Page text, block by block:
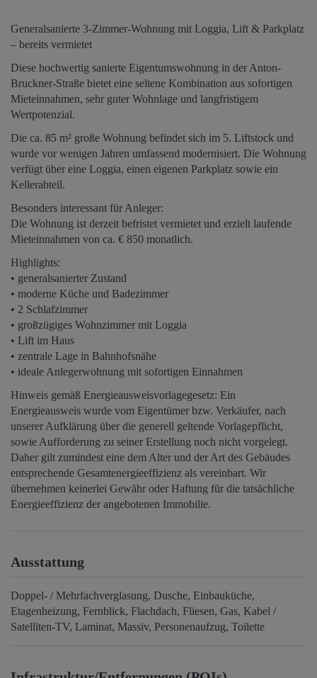
Generalsanierte 3-Zimmer-Wohnung mit Loggia, Lift & Parkplatz
– bereits vermietet
Diese hochwertig sanierte Eigentumswohnung in der Anton-
Bruckner-Straße bietet eine seltene Kombination aus sofortigen
Mieteinnahmen, sehr guter Wohnlage und langfristigem
Wertpotenzial.
Die ca. 85 m² große Wohnung befindet sich im 5. Liftstock und
wurde vor wenigen Jahren umfassend modernisiert. Die Wohnung
verfügt über eine Loggia, einen eigenen Parkplatz sowie ein
Kellerabteil.
Besonders interessant für Anleger:
Die Wohnung ist derzeit befristet vermietet und erzielt laufende
Mieteinnahmen von ca. € 850 monatlich.
Highlights:
• generalsanierter Zustand
• moderne Küche und Badezimmer
• 2 Schlafzimmer
• großzügiges Wohnzimmer mit Loggia
• Lift im Haus
• zentrale Lage in Bahnhofsnähe
• ideale Anlegerwohnung mit sofortigen Einnahmen
Hinweis gemäß Energieausweisvorlagegesetz: Ein
Energieausweis wurde vom Eigentümer bzw. Verkäufer, nach
unserer Aufklärung über die generell geltende Vorlagepflicht,
sowie Aufforderung zu seiner Erstellung noch nicht vorgelegt.
Daher gilt zumindest eine dem Alter und der Art des Gebäudes
entsprechende Gesamtenergieeffizienz als vereinbart. Wir
übernehmen keinerlei Gewähr oder Haftung für die tatsächliche
Energieeffizienz der angebotenen Immobilie.
Ausstattung
Doppel- / Mehrfachverglasung Dusche Einbauküche
Etagenheizung Fernblick Flachdach Fliesen Gas Kabel /
Satelliten-TV Laminat Massiv Personenaufzug Toilette